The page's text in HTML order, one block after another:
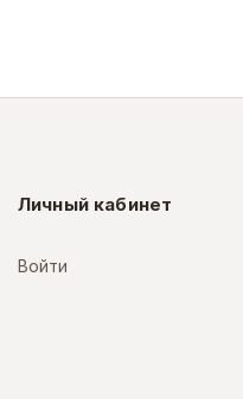
Личный кабинет
Войти